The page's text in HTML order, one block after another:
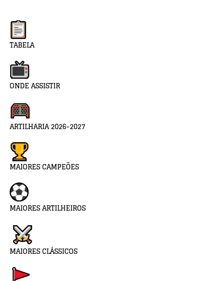
TABELA
ONDE ASSISTIR
ARTILHARIA 2026-2027
MAIORES CAMPEÕES
MAIORES ARTILHEIROS
MAIORES CLÁSSICOS